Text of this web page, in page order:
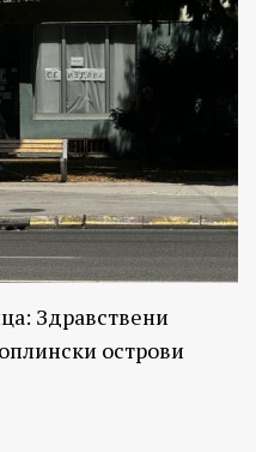
Здравствени
острови